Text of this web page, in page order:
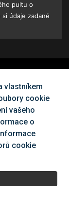
pultu o
údaje zadané
2026
vlastníkem
cookie
vašeho
o
cookie